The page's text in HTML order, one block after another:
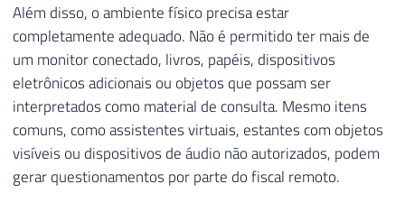
Além disso, o ambiente físico precisa estar
completamente adequado. Não é permitido ter mais de
um monitor conectado, livros, papéis, dispositivos
eletrônicos adicionais ou objetos que possam ser
interpretados como material de consulta. Mesmo itens
comuns, como assistentes virtuais, estantes com objetos
visíveis ou dispositivos de áudio não autorizados, podem
gerar questionamentos por parte do fiscal remoto.